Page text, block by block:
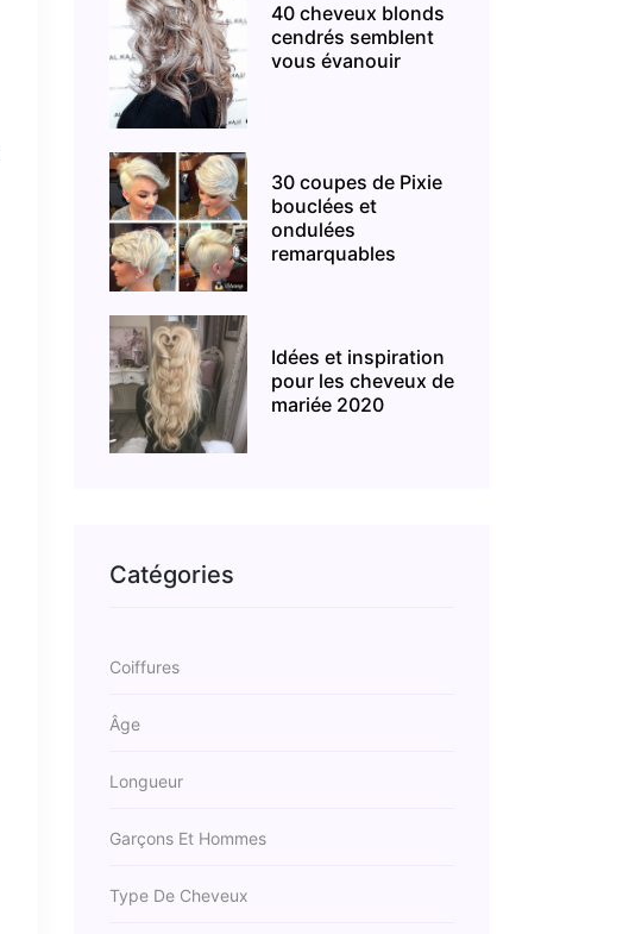
40 cheveux blonds
cendrés semblent
vous évanouir
30 coupes de Pixie
bouclées et
ondulées
remarquables
Idées et inspiration
pour les cheveux de
mariée 2020
Catégories
Coiffures
Âge
Longueur
Garçons Et Hommes
Type De Cheveux